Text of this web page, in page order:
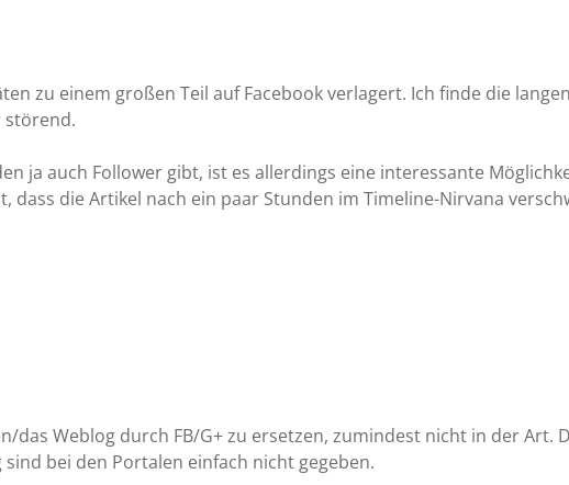
zu einem großen Teil auf Facebook verlagert. Ich finde die langen
störend.
ja auch Follower gibt, ist es allerdings eine interessante
dass die Artikel nach ein paar Stunden im Timeline-Nirvana
das Weblog durch FB/G+ zu ersetzen, zumindest nicht in der Art.
bei den Portalen einfach nicht gegeben.